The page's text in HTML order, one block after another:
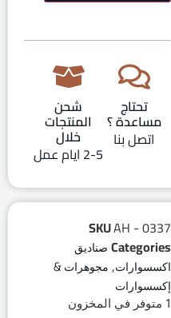
تحتاج
مساعدة ؟
اتصل بنا
شحن
المنتجات
خلال
2-5 ايام عمل
SKUAH - 0337
Categories صناديق
اكسسوارات, مجوهرات &
إكسسوارات
1 متوفر في المخزون